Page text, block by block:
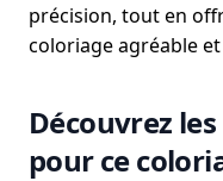
précision, tout en
coloriage agréable
Découvrez
pour ce